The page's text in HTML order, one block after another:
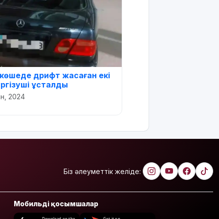
дрифт жасаған екі
ұсталды
2024
Біз әлеуметтік желіде:
Мобильді қосымшалар